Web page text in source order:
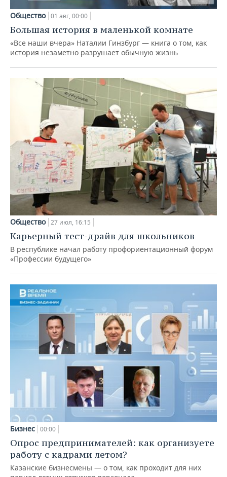
Общество 01 авг, 00:00
Большая история в маленькой комнате
«Все наши вчера» Наталии Гинзбург — книга о том, как
история незаметно разрушает обычную жизнь
Общество 27 июл, 16:15
Карьерный тест-драйв для школьников
В республике начал работу профориентационный форум
«Профессии будущего»
Бизнес 00:00
Опрос предпринимателей: как организуете
работу с кадрами летом?
Казанские бизнесмены — о том, как проходит для них